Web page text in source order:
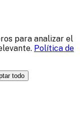
para analizar el
Política de
todo